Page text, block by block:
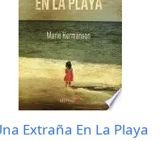
Extraña En La Playa